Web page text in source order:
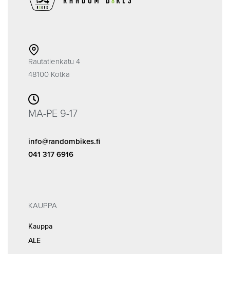
Rautatienkatu 4
48100 Kotka
MA-PE 9-17
info@randombikes.fi
041 317 6916
KAUPPA
Kauppa
ALE